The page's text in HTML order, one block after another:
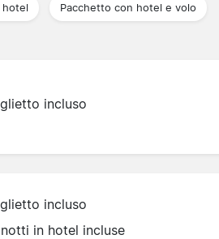
hotel Pacchetto con hotel e volo
incluso
incluso
in hotel incluse